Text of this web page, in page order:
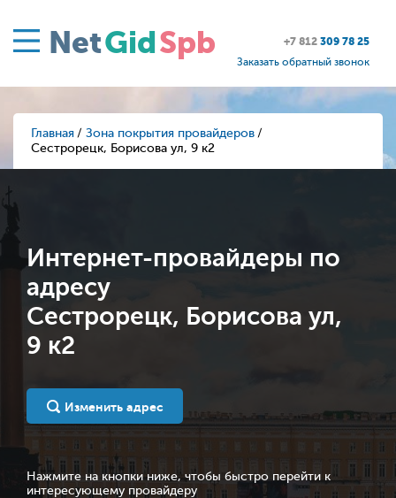
NetGidSpb +7 812 309 78 25
Заказать обратный звонок
Главная
Зона покрытия провайдеров
Сестрорецк, Борисова ул, 9 к2
Интернет-провайдеры по
адресу
Сестрорецк, Борисова ул,
9 к2
Изменить адрес
Нажмите на кнопки ниже, чтобы быстро перейти к
интересующему провайдеру